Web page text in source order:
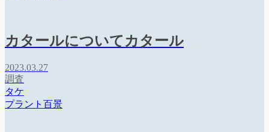
カタールについてカタール
2023.03.27
調査
タケ
プラント百景